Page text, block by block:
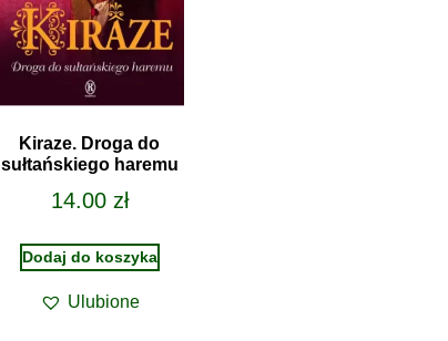
Kiraze. Droga do
sułtańskiego haremu
14.00 zł
Dodaj do koszyka
Ulubione